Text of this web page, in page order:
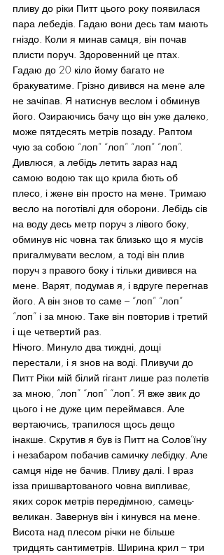
пливу до ріки Питт цього року появилася
пара лебедів. Гадаю вони десь там мають
гніздо. Коли я минав самця, він почав
плисти поруч. Здоровенний це птах.
Гадаю до 20 кіло йому багато не
бракуватиме. Грізно дивився на мене але
не зачіпав. Я натиснув веслом і обминув
його. Озираючись бачу що він уже далеко,
може пятдесять метрів позаду. Раптом
чую за собою “лоп” “лоп” “лоп” “лоп”.
Дивлюся, а лебідь летить зараз над
самою водою так що крила бють об
плесо, і жене він просто на мене. Тримаю
весло на поготівлі для оборони. Лебідь сів
на воду десь метр поруч з лівого боку,
обминув ніс човна так близько що я мусів
пригалмувати веслом, а тоді він плив
поруч з правого боку і тільки дивився на
мене. Варят, подумав я, і вдруге перегнав
його. А він знов то саме – “лоп” “лоп”
“лоп” і за мною. Таке він повторив і третий
і ще четвертий раз.
Нічого. Минуло два тиждні, дощі
перестали, і я знов на воді. Пливучи до
Питт Ріки мій білий гігант лише раз полетів
за мною, “лоп” “лоп” “лоп”. Я вже звик до
цього і не дуже цим переймався. Але
вертаючись, трапилося щось дещо
інакше. Скрутив я був із Питт на Солов’їну
і незабаром побачив самичку лебідку. Але
самця ніде не бачив. Пливу далі. І враз
ізза пришвартованого човна випливає,
яких сорок метрів передімною, самець-
великан. Завернув він і кинувся на мене.
Висота над плесом річки не більше
тридцять сантиметрів. Ширина крил – три